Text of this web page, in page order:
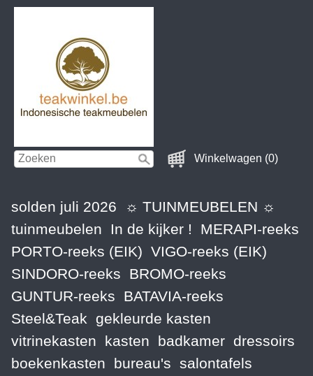
Winkelwagen (0)
solden juli 2026
☼ TUINMEUBELEN ☼
tuinmeubelen
In de kijker !
MERAPI-reeks
PORTO-reeks (EIK) VIGO-reeks (EIK)
SINDORO-reeks
BROMO-reeks
GUNTUR-reeks
BATAVIA-reeks
Steel&Teak
gekleurde kasten
vitrinekasten
kasten badkamer dressoirs
boekenkasten
bureau's salontafels